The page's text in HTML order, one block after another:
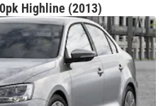
Highline (2013)